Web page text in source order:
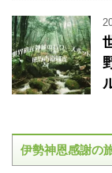
伊勢神恩感謝の